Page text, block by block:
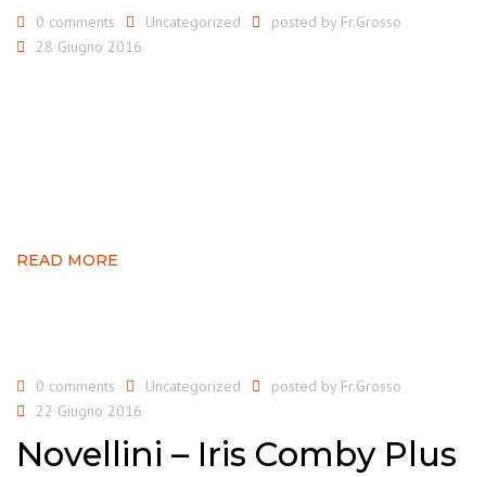
0 comments Uncategorized posted by Fr.Grosso
28 Giugno 2016
READ MORE
0 comments Uncategorized posted by Fr.Grosso
22 Giugno 2016
Novellini – Iris Comby Plus